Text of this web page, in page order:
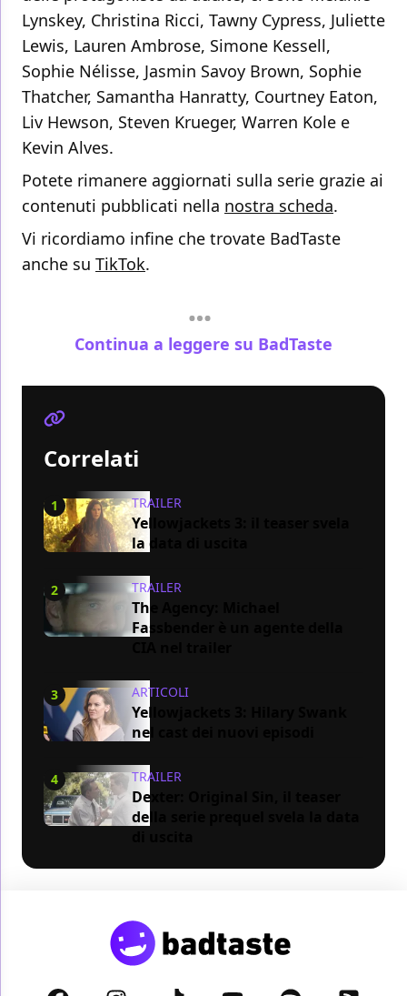
Lynskey, Christina Ricci, Tawny Cypress, Juliette
Lewis, Lauren Ambrose, Simone Kessell,
Sophie Nélisse, Jasmin Savoy Brown, Sophie
Thatcher, Samantha Hanratty, Courtney Eaton,
Liv Hewson, Steven Krueger, Warren Kole e
Kevin Alves.
Potete rimanere aggiornati sulla serie grazie ai
contenuti pubblicati nella nostra scheda.
Vi ricordiamo infine che trovate BadTaste
anche su TikTok.
Continua a leggere su BadTaste
Correlati
1 TRAILER
Yellowjackets 3: il teaser svela
la data di uscita
2 TRAILER
The Agency: Michael
Fassbender è un agente della
3 ARTICOLI
Yellowjackets 3: Hilary Swank
nel cast dei nuovi episodi
4 TRAILER
Dexter: Original Sin, il teaser
della serie prequel svela la data